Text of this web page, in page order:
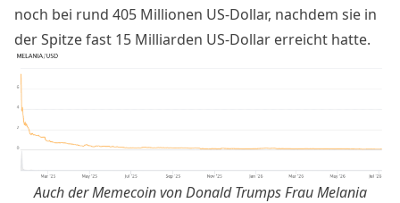
noch bei rund 405 Millionen US-Dollar, nachdem sie in
der Spitze fast 15 Milliarden US-Dollar erreicht hatte.
Auch der Memecoin von Donald Trumps Frau Melania